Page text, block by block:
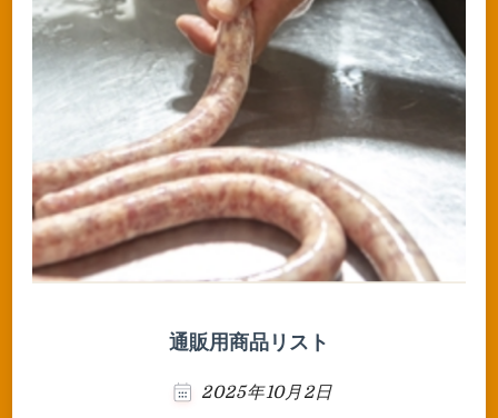
通販用商品リスト
2025年10月2日